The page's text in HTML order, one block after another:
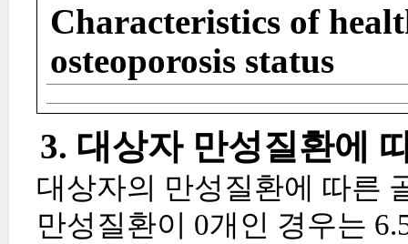
Characteristics of
osteoporosis status
3. 대상자 만성질환에
대상자의 만성질환에 따른
만성질환이 0개인 경우는